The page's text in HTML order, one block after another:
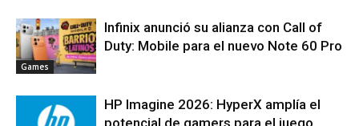
Games
Infinix anunció su alianza con Call of
Duty: Mobile para el nuevo Note 60 Pro
HP Imagine 2026: HyperX amplía el
potencial de gamers para el juego